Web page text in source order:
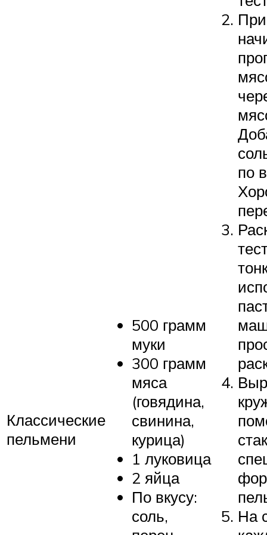
Классические
пельмени
500 грамм
муки
300 грамм
мяса
(говядина,
свинина,
курица)
1 луковица
2 яйца
По вкусу:
соль,
по
На